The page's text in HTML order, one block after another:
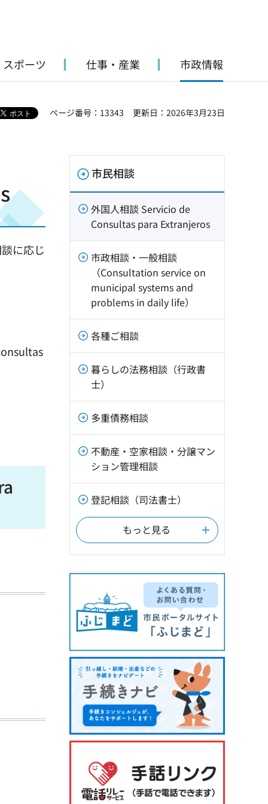
ポーツ 仕事・産業 市政情報
ページ番号：13343 更新日：2026年3月23日
に応じ
市民相談
外国人相談 Servicio de
Consultas para Extranjeros
市政相談・一般相談
（Consultation service on
municipal systems and
problems in daily life）
各種ご相談
暮らしの法務相談（行政書
士）
多重債務相談
不動産・空家相談・分譲マン
ション管理相談
登記相談（司法書士）
もっと見る